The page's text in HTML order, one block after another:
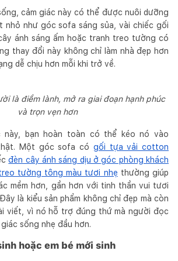
cảm giác này có thể được nuôi dưỡng
nhỏ như góc sofa sáng sủa, vài chiếc gối
ánh sáng ấm hoặc tranh treo tường có
thay đổi này không chỉ làm nhà đẹp hơn
dễ chịu hơn mỗi khi trở về.
là điềm lành, mở ra giai đoạn hạnh phúc
và trọn vẹn hơn
này, bạn hoàn toàn có thể kéo nó vào
Một góc sofa có gối tựa vải cotton
đèn cây ánh sáng dịu ở góc phòng khách
tường tông màu tươi nhẹ thường giúp
mềm hơn, gần hơn với tinh thần vui tươi
là kiểu sản phẩm không chỉ đẹp mà còn
viết, vì nó hỗ trợ đúng thứ mà người đọc
sống nhẹ đầu hơn.
hoặc em bé mới sinh